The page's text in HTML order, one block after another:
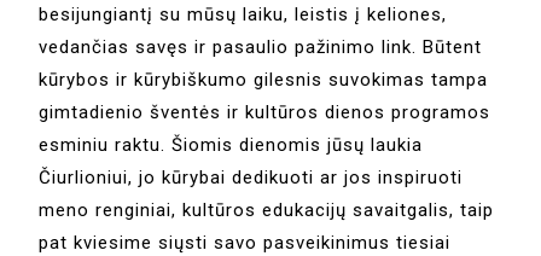
besijungiantį su mūsų laiku, leistis į keliones,
vedančias savęs ir pasaulio pažinimo link. Būtent
kūrybos ir kūrybiškumo gilesnis suvokimas tampa
gimtadienio šventės ir kultūros dienos programos
esminiu raktu. Šiomis dienomis jūsų laukia
Čiurlioniui, jo kūrybai dedikuoti ar jos inspiruoti
meno renginiai, kultūros edukacijų savaitgalis, taip
pat kviesime siųsti savo pasveikinimus tiesiai